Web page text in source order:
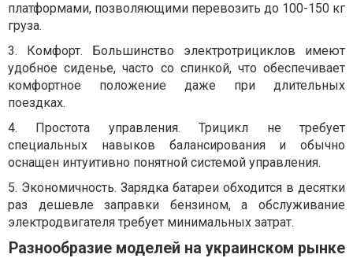
платформами, позволяющими перевозить до 100-150 кг
груза.
3. Комфорт. Большинство электротрициклов имеют
удобное сиденье, часто со спинкой, что обеспечивает
комфортное положение даже при длительных
поездках.
4. Простота управления. Трицикл не требует
специальных навыков балансирования и обычно
оснащен интуитивно понятной системой управления.
5. Экономичность. Зарядка батареи обходится в десятки
раз дешевле заправки бензином, а обслуживание
электродвигателя требует минимальных затрат.
Разнообразие моделей на украинском рынке